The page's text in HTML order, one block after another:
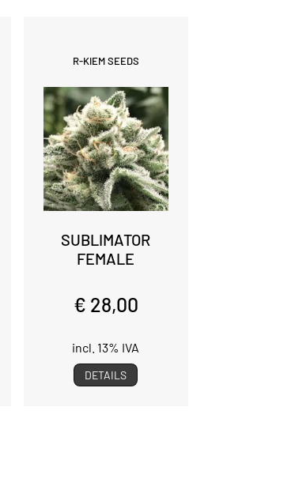
R-KIEM SEEDS
SUBLIMATOR
FEMALE
€ 28,00
incl. 13% IVA
DETAILS